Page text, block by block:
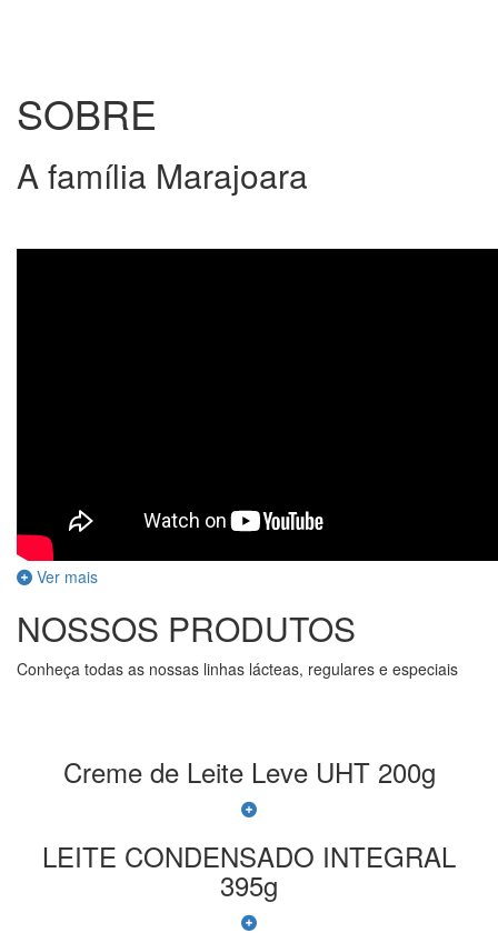
SOBRE
A família Marajoara
Ver mais
NOSSOS PRODUTOS
Conheça todas as nossas linhas lácteas, regulares e especiais
Creme de Leite Leve UHT 200g
LEITE CONDENSADO INTEGRAL
395g